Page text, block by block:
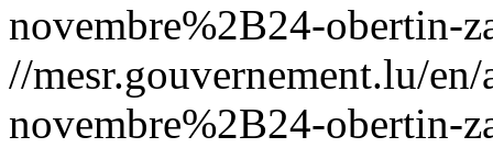
novembre%2B24-obertin-
//mesr.gouvernement.lu/
novembre%2B24-obertin-